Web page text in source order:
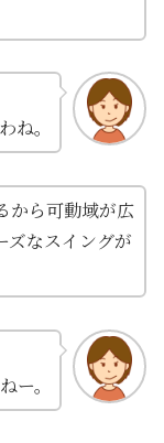
ね。
から可動域が広
ズなスイングが
ー。